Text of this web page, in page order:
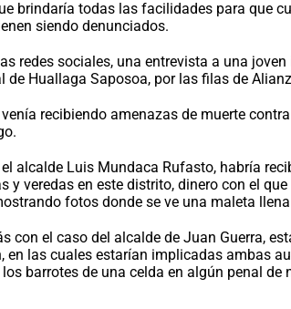
brindaría todas las facilidades para que
siendo denunciados.
redes sociales, una entrevista a una
Huallaga Saposoa, por las filas de
recibiendo amenazas de muerte
alcalde Luis Mundaca Rufasto, habría
y veredas en este distrito, dinero con el
fotos donde se ve una maleta
con el caso del alcalde de Juan Guerra,
las cuales estarían implicadas ambas
barrotes de una celda en algún penal